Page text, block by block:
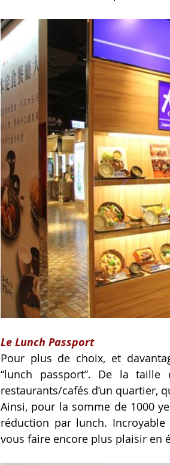
Le Lunch Passport
Pour plus de choix, et
“lunch passport”. De la
restaurants/cafés d’un quartier,
Ainsi, pour la somme de 1000
réduction par lunch.
vous faire encore plus plaisir en